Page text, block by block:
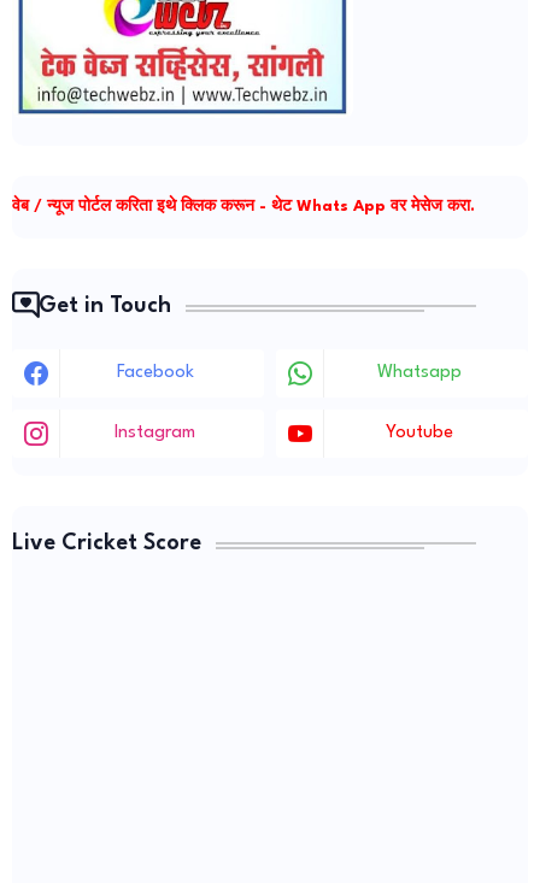
वेब / न्यूज पोर्टल करिता इथे क्लिक करून - थेट Whats App वर मेसेज करा.
Get in Touch
Facebook Whatsapp
Instagram Youtube
Live Cricket Score